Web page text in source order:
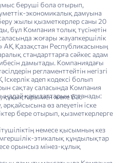
беруші бола отырып,
экономикалық дамуына
жылы қызметкерлер саны 20
бұл Компания толық түсінетін
жоғары жауапкершілік
АҚ Қазақстан Республикасының
стандарттарға сәйкес адам
дамытады. Компаниядағы
регламенттейтін негізгі
әдеп кодексі болып
сақтау саласында Компания
қағидаттарын ұстанады:
құқықтары мен жеке бас
өз әлеуетін іске
бере отырып, қызметкерлерге
немесе қысымның кез
этикалық құндылықтар
орынсыз мінез-құлық